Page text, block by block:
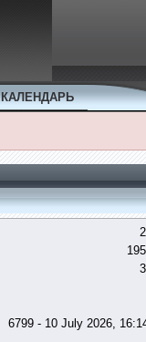
КАЛЕНДАРЬ
6799 - 10 July 2026,